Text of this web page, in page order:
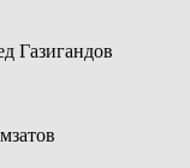
Газигандов